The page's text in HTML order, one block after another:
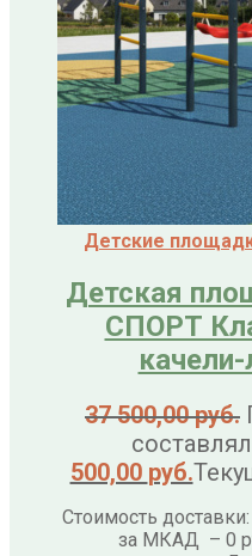
Детские
Детская
СПОРТ
37 500,00руб.
500,00 руб.
Стоимость
за МКАД – 0